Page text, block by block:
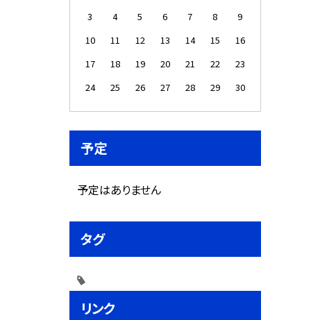
3
4 5 6 7 8
9
10
11 12 13 14 15
16
17
18 19 20 21 22
23
24
25 26 27 28 29 30
予定
予定はありません
タグ
リンク